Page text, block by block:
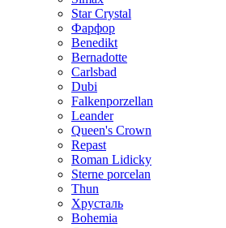
Star Crystal
Фарфор
Benedikt
Bernadotte
Carlsbad
Dubi
Falkenporzellan
Leander
Queen's Crown
Repast
Roman Lidicky
Sterne porcelan
Thun
Хрусталь
Bohemia